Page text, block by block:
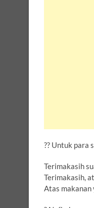
?? Untuk para
Terimakasih
Terimakasih,
Atas makanan